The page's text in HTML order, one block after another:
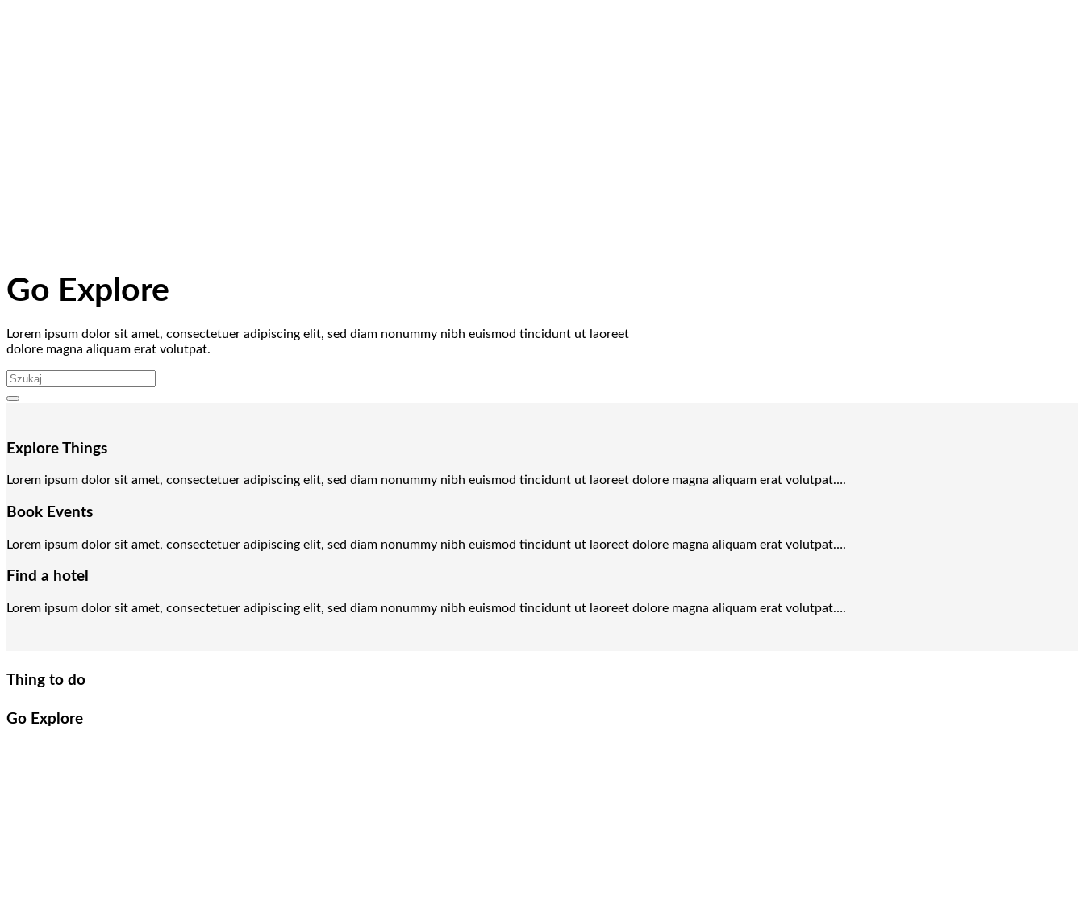
Go Explore
Lorem ipsum dolor sit amet, consectetuer adipiscing elit, sed diam nonummy nibh euismod tincidunt ut laoreet
dolore magna aliquam erat volutpat.
Szukaj:
Explore Things
Lorem ipsum dolor sit amet, consectetuer adipiscing elit, sed diam nonummy nibh euismod tincidunt ut laoreet dolore magna aliquam erat volutpat….
Book Events
Lorem ipsum dolor sit amet, consectetuer adipiscing elit, sed diam nonummy nibh euismod tincidunt ut laoreet dolore magna aliquam erat volutpat….
Find a hotel
Lorem ipsum dolor sit amet, consectetuer adipiscing elit, sed diam nonummy nibh euismod tincidunt ut laoreet dolore magna aliquam erat volutpat….
Thing to do
Go Explore